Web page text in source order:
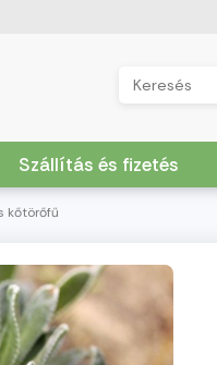
Szállítás és fizetés
kőtörőfű